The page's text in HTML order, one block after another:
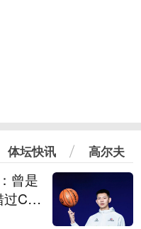
体坛快讯 高尔夫
曾是
CB